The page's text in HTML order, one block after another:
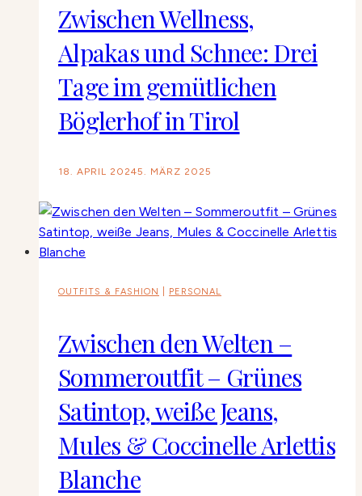
Zwischen Wellness,
Alpakas und Schnee: Drei
Tage im gemütlichen
Böglerhof in Tirol
18. APRIL 20245. MÄRZ 2025
OUTFITS & FASHION PERSONAL
Zwischen den Welten –
Sommeroutfit – Grünes
Satintop, weiße Jeans,
Mules & Coccinelle Arlettis
Blanche